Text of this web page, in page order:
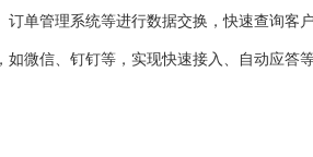
管理系统等进行数据交换，快速查询客户
信、钉钉等，实现快速接入、自动应答